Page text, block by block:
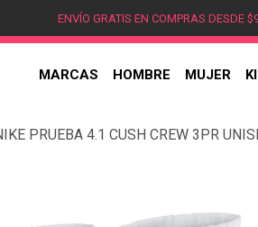
ENVÍO GRATIS EN COMPRAS DESDE
MARCAS HOMBRE MUJER
PRUEBA 4.1 CUSH CREW 3PR 1.